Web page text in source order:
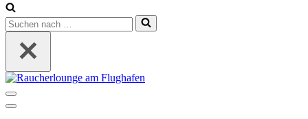
Suchen
nach …
Navigations-
Menü
Navigations-